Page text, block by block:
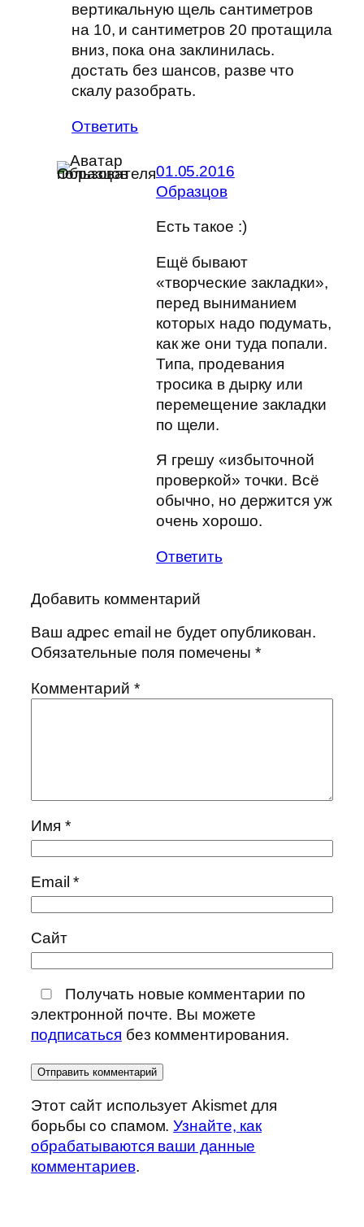
вертикальную щель сантиметров
на 10, и сантиметров 20 протащила
вниз, пока она заклинилась.
достать без шансов, разве что
скалу разобрать.
Ответить
01.05.2016
Образцов
Есть такое :)
Ещё бывают
«творческие закладки»,
перед выниманием
которых надо подумать,
как же они туда попали.
Типа, продевания
тросика в дырку или
перемещение закладки
по щели.
Я грешу «избыточной
проверкой» точки. Всё
обычно, но держится уж
очень хорошо.
Ответить
Добавить комментарий
Ваш адрес email не будет опубликован.
Обязательные поля помечены*
Комментарий *
Имя *
Email*
Сайт
Получать новые комментарии по
электронной почте. Вы можете
подписаться без комментирования.
Этот сайт использует Akismet для
борьбы со спамом.Узнайте, как
обрабатываются ваши данные
комментариев.